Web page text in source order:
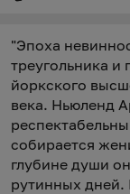
"Эпоха
треугольника
йоркского
века. Ньюленд
собирается
глубине души
рутинных